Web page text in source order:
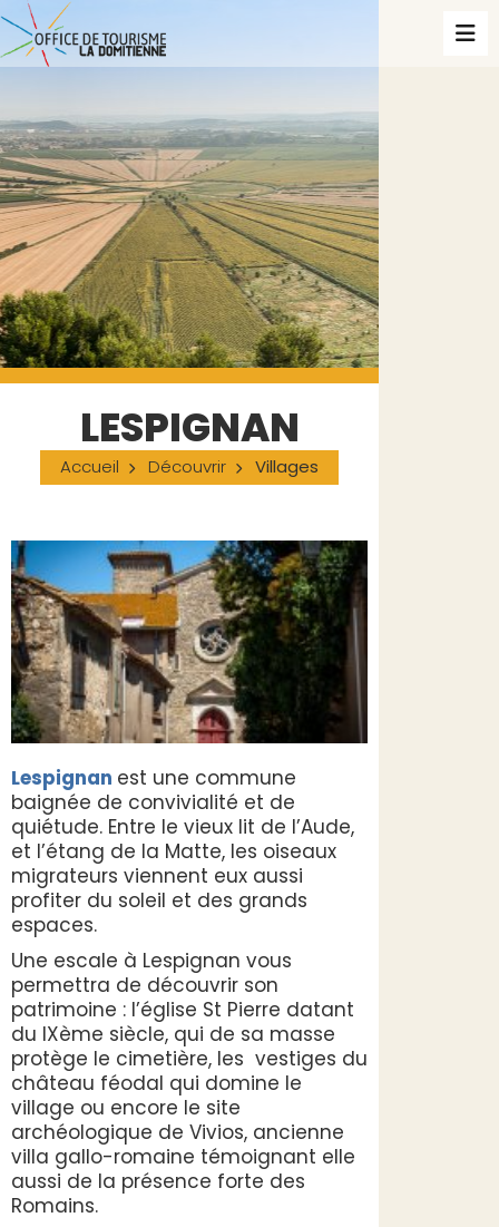
LESPIGNAN
Accueil Découvrir Villages
Lespignan est une commune
baignée de convivialité et de
quiétude. Entre le vieux lit de l’Aude,
et l’étang de la Matte, les oiseaux
migrateurs viennent eux aussi
profiter du soleil et des grands
espaces.
Une escale à Lespignan vous
permettra de découvrir son
patrimoine : l’église St Pierre datant
du IXème siècle, qui de sa masse
protège le cimetière, les vestiges du
château féodal qui domine le
village ou encore le site
archéologique de Vivios, ancienne
villa gallo-romaine témoignant elle
aussi de la présence forte des
Romains.